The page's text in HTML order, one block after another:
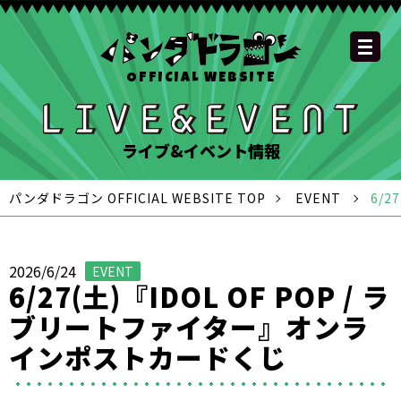
OFFICIAL WEBSITEOFFICIAL SITE TOP
NEWS MEMBER
SCHEDULE DISCOGRAPHY
GOODS
FAQ CONTACT
YOUTUBE
CHANNEL
INSTAGRAM
OFFICIAL
TWITTER
OFFICIAL LINE
ACCOUNT
OFFICIAL
TIKTOK
ライブ&イベント情報
パンダドラゴン OFFICIAL WEBSITE TOP EVENT 6/
2026/6/24 EVENT
6/27(土)『IDOL OF POP / ラ
ブリートファイター』オンラ
インポストカードくじ